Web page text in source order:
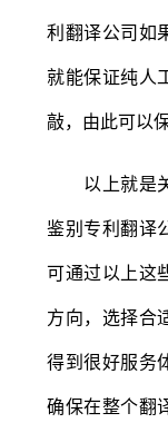
利翻译公司如
就能保证纯人
敲，由此可以
以上就是关
鉴别专利翻译
可通过以上这
方向，选择合
得到很好服务
确保在整个翻